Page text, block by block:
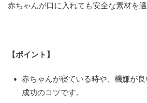
赤ちゃんが口に入れても安全な素材を選
【ポイント】
赤ちゃんが寝ている時や、機嫌が
成功のコツです。